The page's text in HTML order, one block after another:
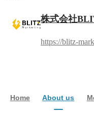
株式会社
https://blitz-
Home About us